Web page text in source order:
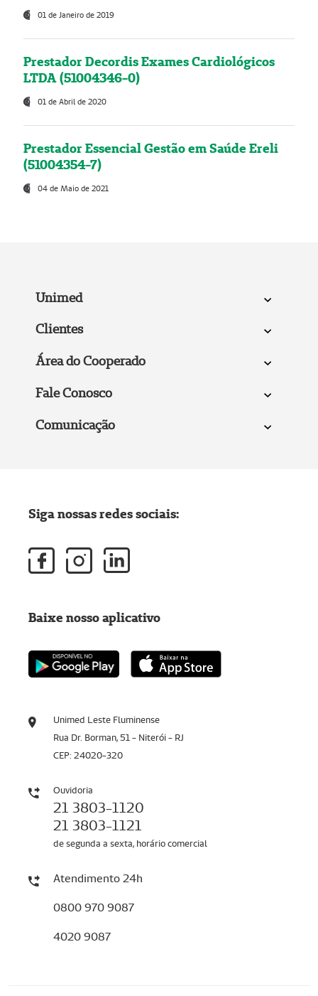
01 de Janeiro de 2019
Prestador Decordis Exames Cardiológicos
LTDA (51004346-0)
01 de Abril de 2020
Prestador Essencial Gestão em Saúde Ereli
(51004354-7)
04 de Maio de 2021
Unimed
Clientes
Área do Cooperado
Fale Conosco
Comunicação
Unimed Leste Fluminense
Rua Dr. Borman, 51 - Niterói - RJ
CEP: 24020-320
Ouvidoria
21 3803-1120
21 3803-1121
de segunda a sexta, horário comercial
Atendimento 24h
0800 970 9087
4020 9087
Siga nossas redes sociais:
Baixe nosso aplicativo